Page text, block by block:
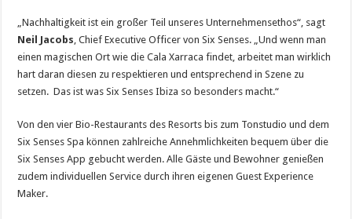
„Nachhaltigkeit ist ein großer Teil unseres Unternehmensethos“, sagt
Neil Jacobs , Chief Executive Officer von Six Senses. „Und wenn man
einen magischen Ort wie die Cala Xarraca findet, arbeitet man wirklich
hart daran diesen zu respektieren und entsprechend in Szene zu
setzen. Das ist was Six Senses Ibiza so besonders macht.“
Von den vier Bio-Restaurants des Resorts bis zum Tonstudio und dem
Six Senses Spa können zahlreiche Annehmlichkeiten bequem über die
Six Senses App gebucht werden. Alle Gäste und Bewohner genießen
zudem individuellen Service durch ihren eigenen Guest Experience
Maker.